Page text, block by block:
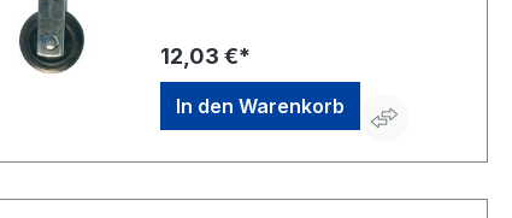
40789 Monheim, DE, +49217339760,
info@poesamo.de
12,03 €*
In den Warenkorb